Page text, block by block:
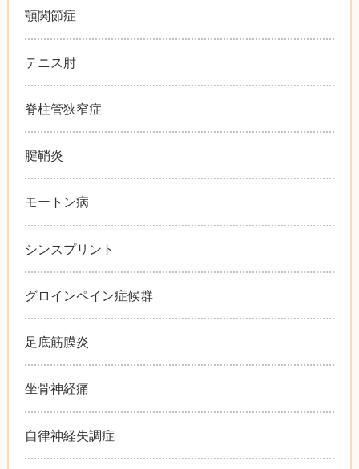
顎関節症
テニス肘
脊柱管狭窄症
腱鞘炎
モートン病
シンスプリント
グロインペイン症候群
足底筋膜炎
坐骨神経痛
自律神経失調症